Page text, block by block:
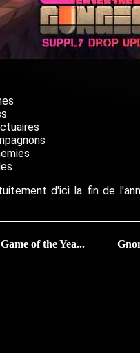
d'ici la fin de
of the Yea...